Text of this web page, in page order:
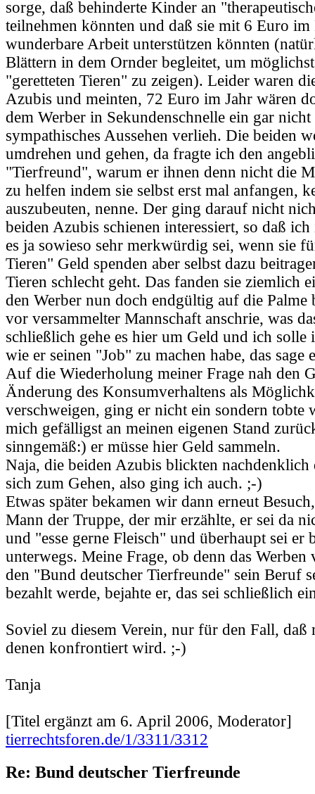
sorge, daß behinderte Kinder an
teilnehmen könnten und daß sie mit 6 Euro im
wunderbare Arbeit unterstützen könnten
Blättern in dem Ornder begleitet, um
"geretteten Tieren" zu zeigen). Leider waren
Azubis und meinten, 72 Euro im Jahr wären
dem Werber in Sekundenschnelle ein gar nicht
sympathisches Aussehen verlieh. Die beiden
umdrehen und gehen, da fragte ich den
"Tierfreund", warum er ihnen denn nicht die
zu helfen indem sie selbst erst mal anfangen,
auszubeuten, nenne. Der ging darauf nicht
beiden Azubis schienen interessiert, so daß
es ja sowieso sehr merkwürdig sei, wenn sie
Tieren" Geld spenden aber selbst dazu
Tieren schlecht geht. Das fanden sie ziemlich
den Werber nun doch endgültig auf die Palme
vor versammelter Mannschaft anschrie, was
schließlich gehe es hier um Geld und ich solle
wie er seinen "Job" zu machen habe, das sage
Auf die Wiederholung meiner Frage nah den
Änderung des Konsumverhaltens als
verschweigen, ging er nicht ein sondern tobte
mich gefälligst an meinen eigenen Stand
sinngemäß:) er müsse hier Geld sammeln.
Naja, die beiden Azubis blickten
sich zum Gehen, also ging ich auch. ;-)
Etwas später bekamen wir dann erneut
Mann der Truppe, der mir erzählte, er sei da
und "esse gerne Fleisch" und überhaupt sei er
unterwegs. Meine Frage, ob denn das
den "Bund deutscher Tierfreunde" sein Beruf
bezahlt werde, bejahte er, das sei schließlich
Soviel zu diesem Verein, nur für den Fall, daß
denen konfrontiert wird. ;-)
Tanja
[Titel ergänzt am 6. April 2006, Moderator]
tierrechtsforen.de/1/3311/3312
Re: Bund deutscher Tierfreunde